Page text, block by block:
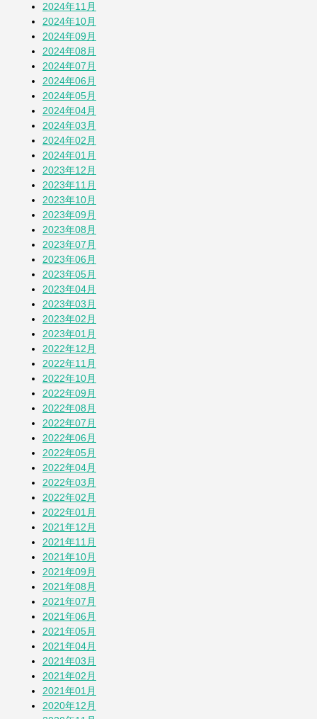
2024年11月
2024年10月
2024年09月
2024年08月
2024年07月
2024年06月
2024年05月
2024年04月
2024年03月
2024年02月
2024年01月
2023年12月
2023年11月
2023年10月
2023年09月
2023年08月
2023年07月
2023年06月
2023年05月
2023年04月
2023年03月
2023年02月
2023年01月
2022年12月
2022年11月
2022年10月
2022年09月
2022年08月
2022年07月
2022年06月
2022年05月
2022年04月
2022年03月
2022年02月
2022年01月
2021年12月
2021年11月
2021年10月
2021年09月
2021年08月
2021年07月
2021年06月
2021年05月
2021年04月
2021年03月
2021年02月
2021年01月
2020年12月